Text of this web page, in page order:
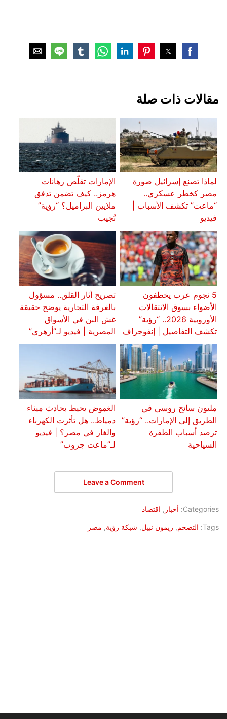
مقالات ذات صلة
لماذا تصنع إسرائيل صورة
مصر كخطر عسكري..
“ماعت” تكشف الأسباب |
فيديو
الإمارات تقلّص رهانات
هرمز.. كيف تضمن تدفق
ملايين البراميل؟ “رؤية”
تُجيب
5 نجوم عرب يخطفون
الأضواء بسوق الانتقالات
الأوروبية 2026.. “رؤية”
تكشف التفاصيل | إنفوجراف
تصريح أثار القلق.. مسؤول
بالغرفة التجارية يوضح حقيقة
غش البن في الأسواق
المصرية | فيديو لـ”أزهري”
مليون سائح روسي في
الطريق إلى الإمارات.. “رؤية”
ترصد أسباب الطفرة
السياحية
الغموض يحيط بحادث ميناء
دمياط.. هل تأثرت الكهرباء
والغاز في مصر؟ | فيديو
لـ”ماعت جروب”
Leave a Comment
Categories: أخبار , اقتصاد
Tags: التضخم, ريمون نبيل, شبكة رؤية, مصر